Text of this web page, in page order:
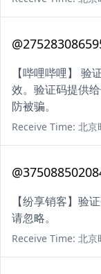
【哔哩哔哩】
效。验证码提供
防被骗。
Receive Time: 北
【纷享销客】验
请忽略。
Receive Time: 北